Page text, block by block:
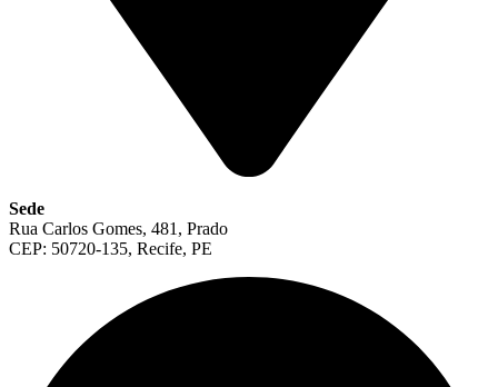
Sede
Rua Carlos Gomes, 481, Prado
CEP: 50720-135, Recife, PE